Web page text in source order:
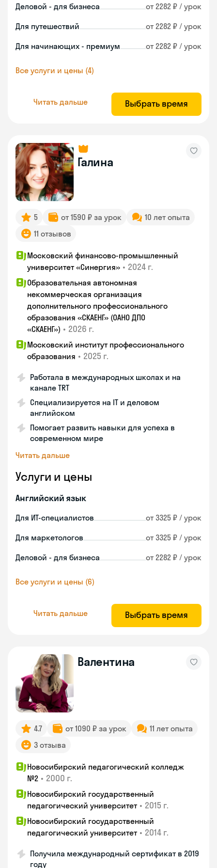
Деловой - для бизнеса от 2282 ₽ / урок
Для путешествий от 2282 ₽ / урок
Для начинающих - премиум от 2282 ₽ / урок
Все услуги и цены (4)
Читать дальше Выбрать время
Галина
5 от 1590 ₽ за урок
10 лет опыта
11 отзывов
Московский финансово-промышленный
университет «Синергия» • 2024 г.
Образовательная автономная
некоммерческая организация
дополнительного профессионального
образования «СКАЕНГ» (ОАНО ДПО
«СКАЕНГ») • 2026 г.
Московский институт профессионального
образования • 2025 г.
Работала в международных школах и на
канале TRT
Специализируется на IT и деловом
английском
Помогает развить навыки для успеха в
современном мире
Читать дальше
Услуги и цены
Английский язык
Для ИТ-специалистов от 3325 ₽ / урок
Для маркетологов от 3325 ₽ / урок
Деловой - для бизнеса от 2282 ₽ / урок
Все услуги и цены (6)
Читать дальше Выбрать время
Валентина
4.7 от 1090 ₽ за урок
11 лет опыта
3 отзыва
Новосибирский педагогический колледж
№2 • 2000 г.
Новосибирский государственный
педагогический университет • 2015 г.
Новосибирский государственный
педагогический университет • 2014 г.
Получила международный сертификат в 2019
году